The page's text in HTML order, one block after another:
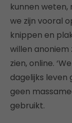
kunnen
we zijn vooral
knippen en
willen anoniem
zien, online.
dagelijks leven
geen
gebruikt.